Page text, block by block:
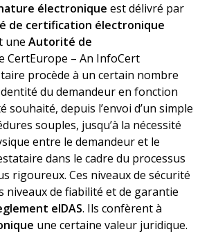
électronique est délivré par
de certification électronique
une Autorité de
CertEurope – An InfoCert
procède à un certain nombre
du demandeur en fonction
souhaité, depuis l’envoi d’un simple
souples, jusqu’à la nécessité
entre le demandeur et le
dans le cadre du processus
rigoureux. Ces niveaux de sécurité
niveaux de fiabilité et de garantie
eIDAS. Ils confèrent à
une certaine valeur juridique.